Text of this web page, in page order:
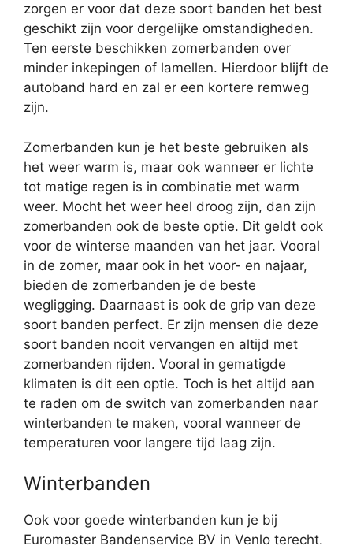
zorgen er voor dat deze soort banden het best
geschikt zijn voor dergelijke omstandigheden.
Ten eerste beschikken zomerbanden over
minder inkepingen of lamellen. Hierdoor blijft de
autoband hard en zal er een kortere remweg
zijn.
Zomerbanden kun je het beste gebruiken als
het weer warm is, maar ook wanneer er lichte
tot matige regen is in combinatie met warm
weer. Mocht het weer heel droog zijn, dan zijn
zomerbanden ook de beste optie. Dit geldt ook
voor de winterse maanden van het jaar. Vooral
in de zomer, maar ook in het voor- en najaar,
bieden de zomerbanden je de beste
wegligging. Daarnaast is ook de grip van deze
soort banden perfect. Er zijn mensen die deze
soort banden nooit vervangen en altijd met
zomerbanden rijden. Vooral in gematigde
klimaten is dit een optie. Toch is het altijd aan
te raden om de switch van zomerbanden naar
winterbanden te maken, vooral wanneer de
temperaturen voor langere tijd laag zijn.
Winterbanden
Ook voor goede winterbanden kun je bij
Euromaster Bandenservice BV in Venlo terecht.